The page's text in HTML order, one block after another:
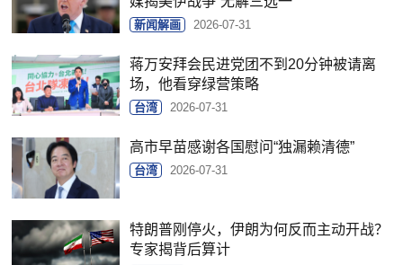
新闻解画 2026-07-31
蒋万安拜会民进党团不到20分钟被请离
场，他看穿绿营策略
台湾 2026-07-31
高市早苗感谢各国慰问“独漏赖清德”
台湾 2026-07-31
特朗普刚停火，伊朗为何反而主动开战？
专家揭背后算计